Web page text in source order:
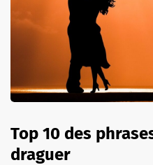
Top 10 des
draguer